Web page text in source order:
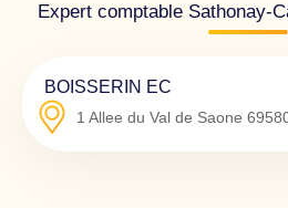
Expert comptable Sathonay-
BOISSERIN EC
1 Allee du Val de Saone